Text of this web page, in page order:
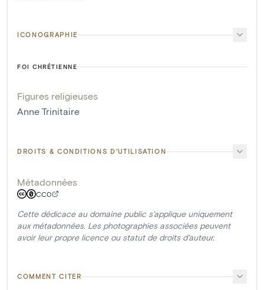
ICONOGRAPHIE
FOI CHRÉTIENNE
Figures religieuses
Anne Trinitaire
DROITS & CONDITIONS D'UTILISATION
Métadonnées
CC0
Cette dédicace au domaine public s'applique uniquement
aux métadonnées. Les photographies associées peuvent
avoir leur propre licence ou statut de droits d'auteur.
COMMENT CITER